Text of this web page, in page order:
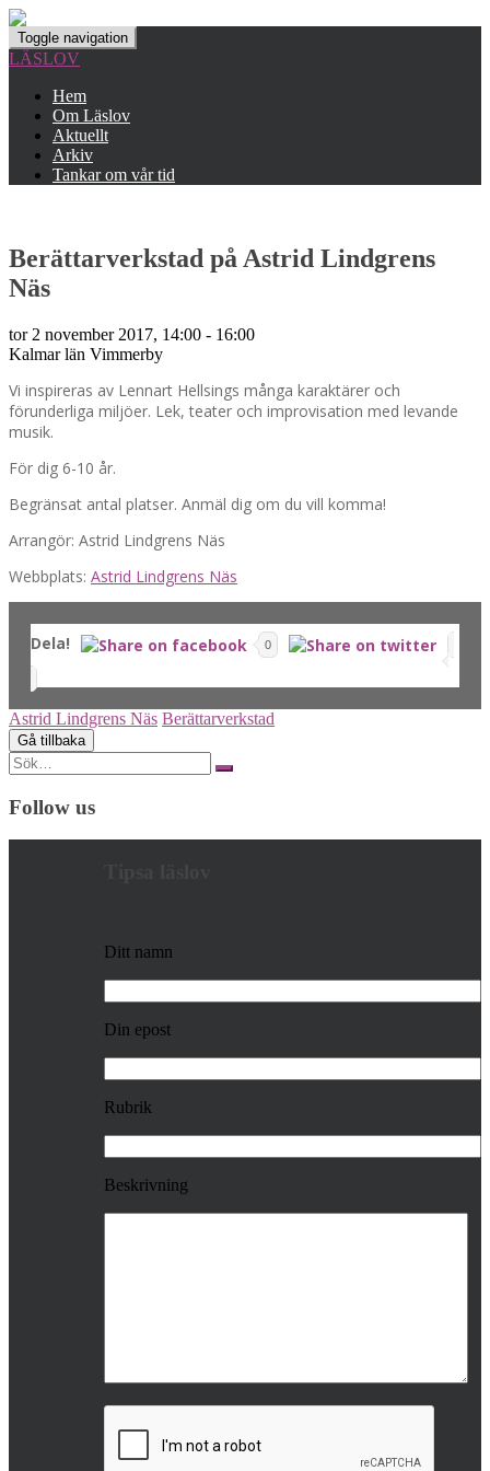
Toggle navigation
LÄSLOV
Hem
Om Läslov
Aktuellt
Arkiv
Tankar om vår tid
Berättarverkstad på Astrid Lindgrens
Näs
tor 2 november 2017, 14:00 - 16:00
Kalmar län Vimmerby
Vi inspireras av Lennart Hellsings många karaktärer och
förunderliga miljöer. Lek, teater och improvisation med levande
musik.
För dig 6-10 år.
Begränsat antal platser. Anmäl dig om du vill komma!
Arrangör: Astrid Lindgrens Näs
Webbplats: Astrid Lindgrens Näs
Dela! 0
Astrid Lindgrens Näs Berättarverkstad
Search
for:
Follow us
Ditt namn
Din epost
Rubrik
Beskrivning